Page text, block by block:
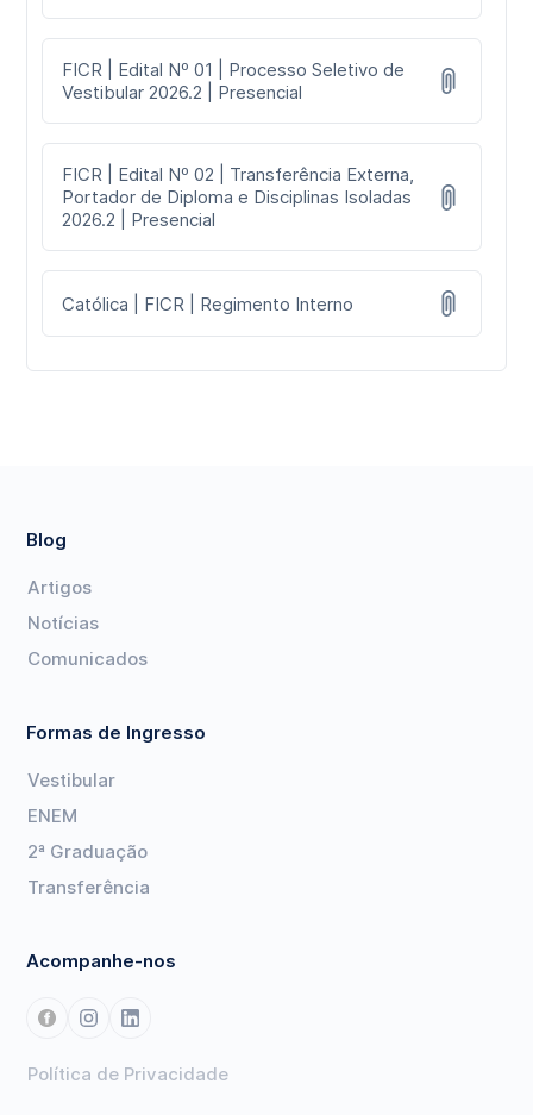
FICR | Edital Nº 01 | Processo Seletivo de
Vestibular 2026.2 | Presencial
FICR | Edital Nº 02 | Transferência Externa,
Portador de Diploma e Disciplinas Isoladas
2026.2 | Presencial
Católica | FICR | Regimento Interno
Blog
Artigos
Notícias
Comunicados
Formas de Ingresso
Vestibular
ENEM
2ª Graduação
Transferência
Acompanhe-nos
Política de Privacidade